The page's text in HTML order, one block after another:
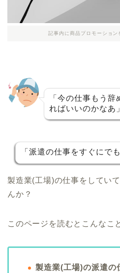
記事内に商品プロモーション
「今の仕事もう
ればいいのかなあ」
「派遣の仕事をすぐにで
製造業(工場)の仕事をしてい
んか？
このページを読むとこんなこ
製造業(工場)の派遣の